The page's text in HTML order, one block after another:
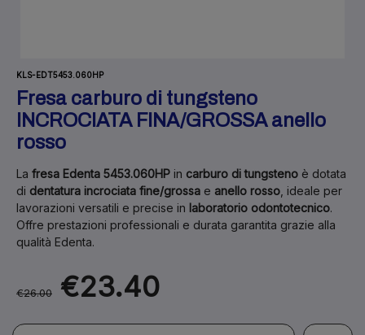
KLS-EDT5453.060HP
Fresa carburo di tungsteno
INCROCIATA FINA/GROSSA anello
rosso
La fresa Edenta 5453.060HP in carburo di tungsteno è dotata
di dentatura incrociata fine/grossa e anello rosso , ideale per
lavorazioni versatili e precise in laboratorio odontotecnico.
Offre prestazioni professionali e durata garantita grazie alla
qualità Edenta.
€26.00 €23.40